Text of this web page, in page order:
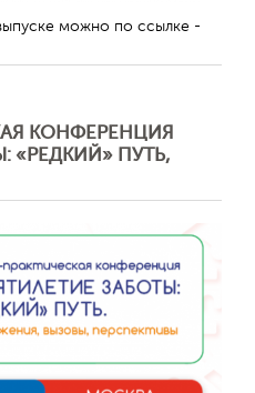
можно по ссылке -
КОНФЕРЕНЦИЯ
«РЕДКИЙ» ПУТЬ,